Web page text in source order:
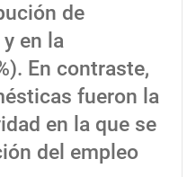
de
en la
En contraste,
fueron la
en la que se
del empleo